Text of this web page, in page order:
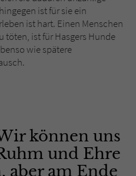
ist für sie ein
ist hart. Einen Menschen
töten, ist für Hasgers Hunde
wie spätere
können uns
und Ehre
aber am Ende